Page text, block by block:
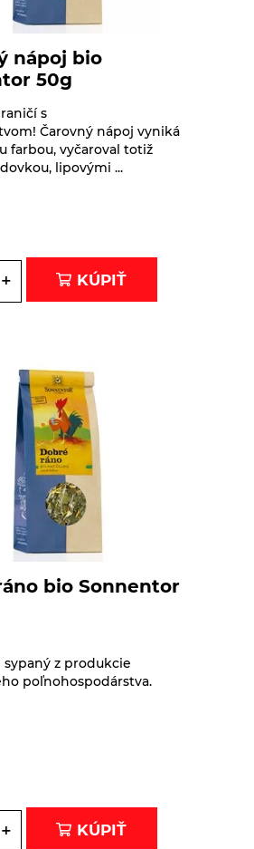
nápoj bio
50g
s
Čarovný nápoj vyniká
farbou, vyčaroval totiž
lipovými ...
+ KÚPIŤ
bio Sonnentor
sypaný z produkcie
poľnohospodárstva.
+ KÚPIŤ